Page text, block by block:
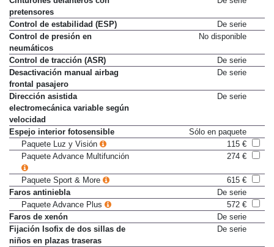
pretensores
Control de estabilidad (ESP)
De serie
Control de presión en
neumáticos
No disponible
Control de tracción (ASR)
De serie
Desactivación manual airbag
frontal pasajero
De serie
Dirección asistida
electromecánica variable según
velocidad
De serie
Espejo interior fotosensible
Sólo en paquete
Paquete Luz y Visión
115 €
Paquete Advance Multifunción
274 €
Paquete Sport & More
615 €
Faros antiniebla
De serie
Paquete Advance Plus
572 €
Faros de xenón
De serie
Fijación Isofix de dos sillas de
niños en plazas traseras
De serie